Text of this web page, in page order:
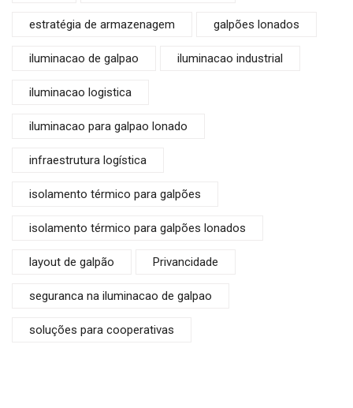
estratégia de armazenagem galpões lonados
iluminacao de galpao iluminacao industrial
iluminacao logistica
iluminacao para galpao lonado
infraestrutura logística
isolamento térmico para galpões
isolamento térmico para galpões lonados
layout de galpão Privancidade
seguranca na iluminacao de galpao
soluções para cooperativas